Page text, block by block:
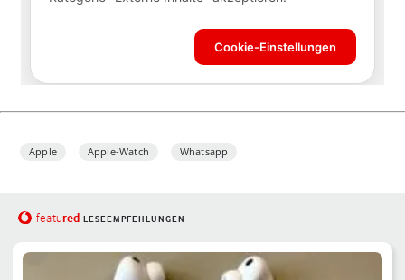
Apple Apple-Watch Whatsapp
featured LESEEMPFEHLUNGEN